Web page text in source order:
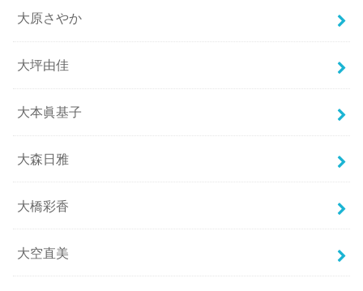
大原さやか
大坪由佳
大本眞基子
大森日雅
大橋彩香
大空直美